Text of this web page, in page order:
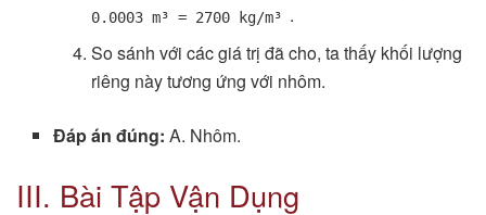
0.0003 m³ = 2700 kg/m³ .
So sánh với các giá trị đã cho, ta thấy khối lượng
riêng này tương ứng với nhôm.
Đáp án đúng: A. Nhôm.
III. Bài Tập Vận Dụng